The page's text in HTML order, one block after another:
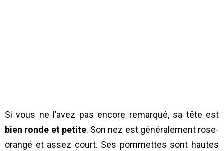
Si vous ne l’avez pas encore remarqué, sa tête est
bien ronde et petite. Son nez est généralement rose-
orangé et assez court. Ses pommettes sont hautes